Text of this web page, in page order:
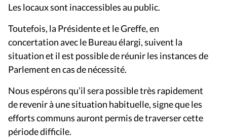
Les locaux sont inaccessibles au public.
Toutefois, la Présidente et le Greffe, en
concertation avec le Bureau élargi, suivent la
situation et il est possible de réunir les instances de
Parlement en cas de nécessité.
Nous espérons qu’il sera possible très rapidement
de revenir à une situation habituelle, signe que les
efforts communs auront permis de traverser cette
période difficile.